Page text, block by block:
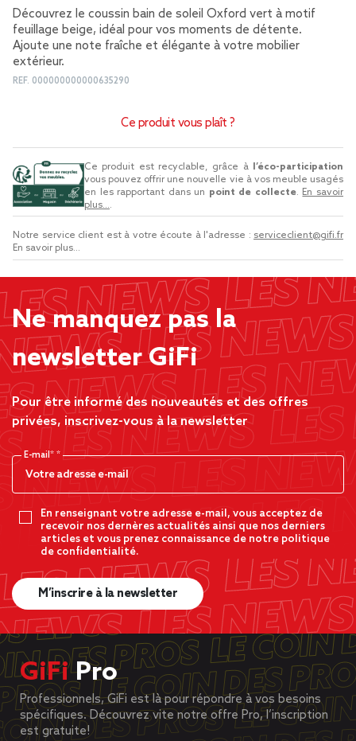
Découvrez le coussin bain de soleil Oxford vert à motif
feuillage beige, idéal pour vos moments de détente.
Ajoute une note fraîche et élégante à votre mobilier
extérieur.
REF. 000000000000635290
Ce produit vous plaît ?
Ce produit est recyclable, grâce à
l’éco-participation
vous pouvez offrir une nouvelle vie à vos meuble usagés
en les rapportant dans un point de collecte. En savoir
plus....
Notre service client est à votre écoute à l'adresse : serviceclient@gifi.fr
En savoir plus...
Ne manquez pas la
newsletter GiFi
Pour être informé des nouveautés et des offres
privées, inscrivez-vous à la newsletter
E-mail*
En renseignant votre adresse e-mail, vous acceptez de
recevoir nos dernères actualités ainsi que nos derniers
articles et vous prenez connaissance de notre politique
de confidentialité.
M’inscrire à la newsletter
GiFiPro
Professionnels, GiFi est là pour répondre à vos besoins
spécifiques. Découvrez vite notre offre Pro, l’inscription
est gratuite!